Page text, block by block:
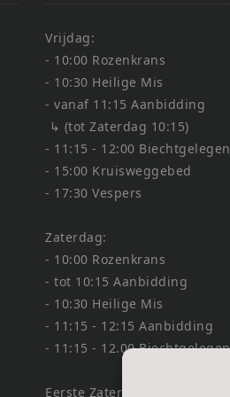
Vrijdag:
- 10:00 Rozenkrans
- 10:30 Heilige Mis
- vanaf 11:15 Aanbidding
↳ (tot Zaterdag 10:15)
- 11:15 - 12:00
- 15:00 Kruisweggebed
- 17:30 Vespers
Zaterdag:
- 10:00 Rozenkrans
- tot 10:15 Aanbidding
- 10:30 Heilige Mis
- 11:15 - 12:15 Aanbidding
- 11:15 - 12.00
Eerste Zaterdag Bedevaart: